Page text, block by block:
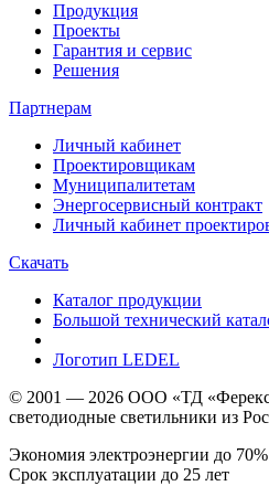
Продукция
Проекты
Гарантия и сервис
Решения
Партнерам
Личный кабинет
Проектировщикам
Муниципалитетам
Энергосервисный контракт
Личный кабинет
Скачать
Каталог продукции
Большой технический
Логотип LEDEL
© 2001 — 2026 ООО «ТД
светодиодные светильники из
Экономия электроэнергии до 70%
Срок эксплуатации до 25 лет